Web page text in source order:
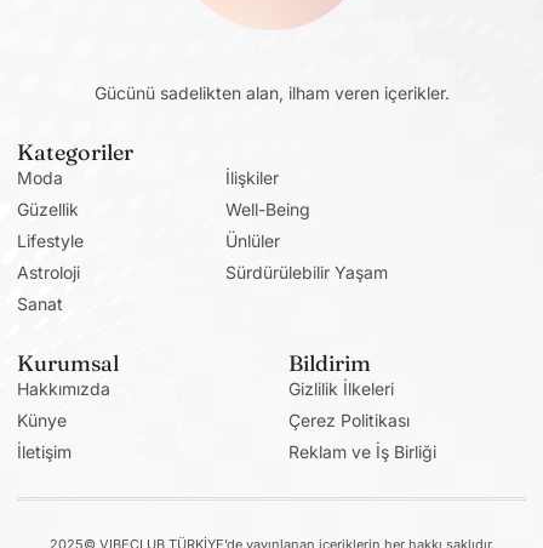
Gücünü sadelikten alan, ilham veren içerikler.
Kategoriler
Moda
Güzellik
Lifestyle
Astroloji
Sanat
İlişkiler
Well-Being
Ünlüler
Sürdürülebilir Yaşam
Kurumsal
Hakkımızda
Künye
İletişim
Bildirim
Gizlilik İlkeleri
Çerez Politikası
Reklam ve İş Birliği
2025© VIBECLUB TÜRKİYE’de yayınlanan içeriklerin her hakkı saklıdır.